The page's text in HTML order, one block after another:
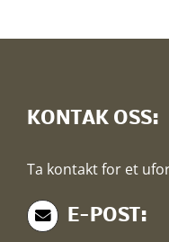
KONTAK OSS:
Ta kontakt for et
E-POST: